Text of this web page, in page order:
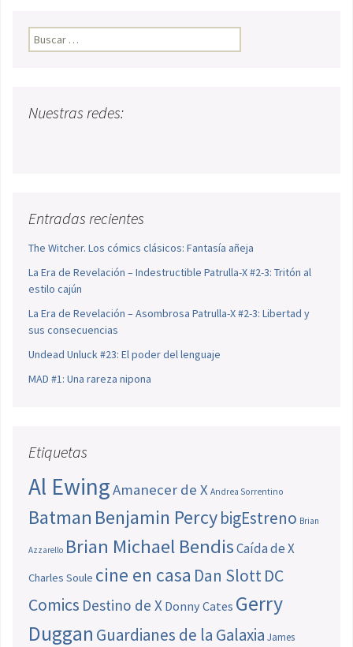
Buscar:
Nuestras redes:
Entradas recientes
The Witcher. Los cómics clásicos: Fantasía añeja
La Era de Revelación – Indestructible Patrulla-X #2-3: Tritón al
estilo cajún
La Era de Revelación – Asombrosa Patrulla-X #2-3: Libertad y
sus consecuencias
Undead Unluck #23: El poder del lenguaje
MAD #1: Una rareza nipona
Etiquetas
Al EwingAmanecer de X Andrea Sorrentino
Batman Benjamin PercybigEstreno Brian
Azzarello Brian Michael BendisCaída de X
Charles Soule cine en casa Dan SlottDC
Comics Destino de X Donny Cates Gerry
Duggan Guardianes de la Galaxia James